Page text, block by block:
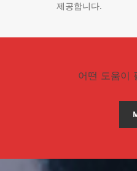
제공합니다.
어떤 도움이